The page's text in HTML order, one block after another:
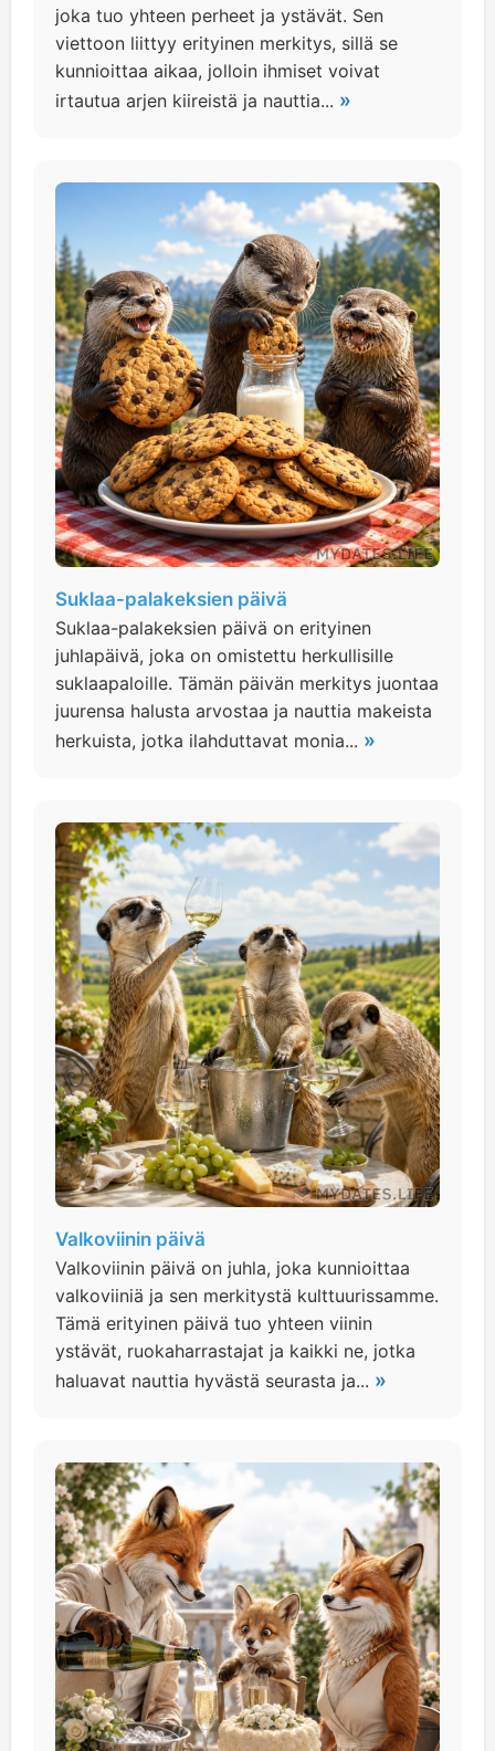
joka tuo yhteen perheet ja ystävät. Sen
viettoon liittyy erityinen merkitys, sillä se
kunnioittaa aikaa, jolloin ihmiset voivat
irtautua arjen kiireistä ja nauttia... »
Suklaa-palakeksien päivä
Suklaa-palakeksien päivä on erityinen
juhlapäivä, joka on omistettu herkullisille
suklaapaloille. Tämän päivän merkitys juontaa
juurensa halusta arvostaa ja nauttia makeista
herkuista, jotka ilahduttavat monia... »
Valkoviinin päivä
Valkoviinin päivä on juhla, joka kunnioittaa
valkoviiniä ja sen merkitystä kulttuurissamme.
Tämä erityinen päivä tuo yhteen viinin
ystävät, ruokaharrastajat ja kaikki ne, jotka
haluavat nauttia hyvästä seurasta ja... »